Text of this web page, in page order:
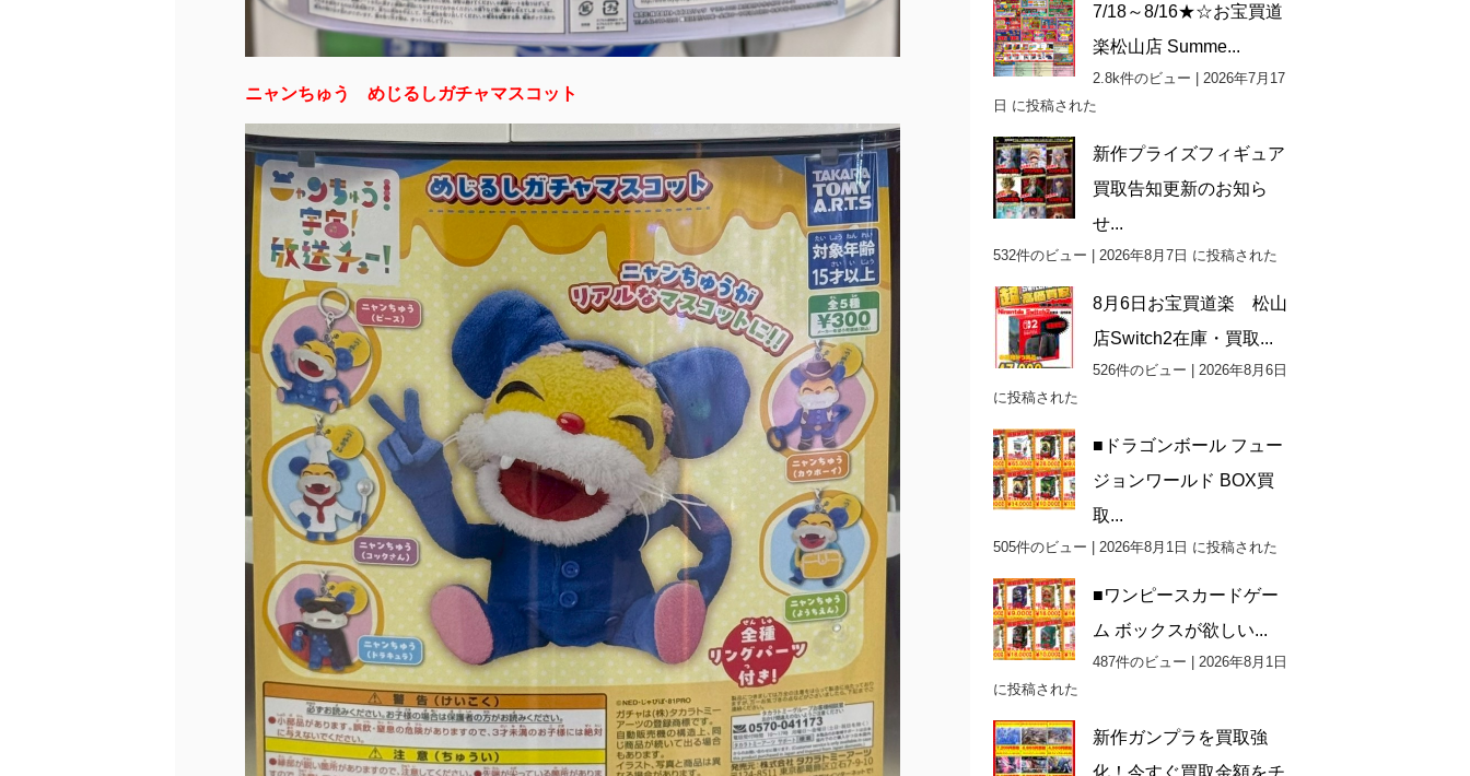
ニャンちゅう めじるしガチャマスコット
7/18～8/16★☆お宝買道
楽松山店 Summe...
2.8k件のビュー
2026年7月17
日 に投稿された
新作プライズフィギュア
買取告知更新のお知ら
せ...
532件のビュー 2026年8月7日 に投稿された
8月6日お宝買道楽 松山
店Switch2在庫・買取...
526件のビュー
2026年8月6日
に投稿された
■ドラゴンボール フュー
ジョンワールド BOX買
取...
505件のビュー 2026年8月1日 に投稿された
■ワンピースカードゲー
ム ボックスが欲しい...
487件のビュー
2026年8月1日
に投稿された
新作ガンプラを買取強
化！今すぐ買取金額をチ